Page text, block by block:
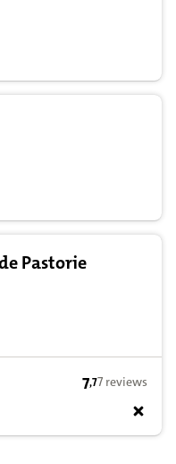
Pastorie
7,7 op basis
7,77 reviews